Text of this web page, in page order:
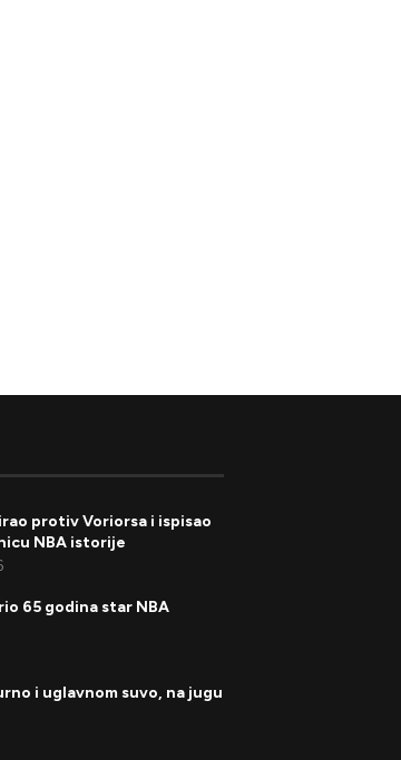
protiv Voriorsa i ispisao
NBA istorije
65 godina star NBA
i uglavnom suvo, na jugu